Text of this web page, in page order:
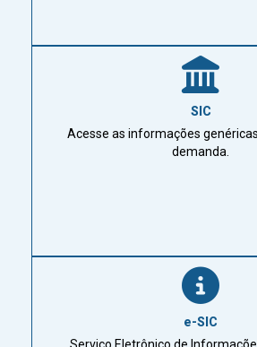
SIC
Acesse as informações
demanda.
e-SIC